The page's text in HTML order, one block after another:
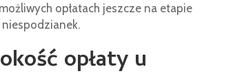
opłatach jeszcze na etapie
opłaty u